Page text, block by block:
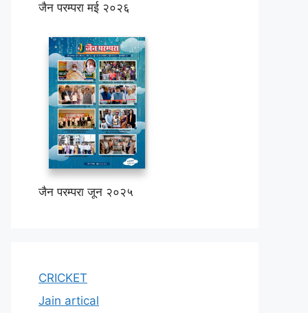
जैन परम्परा मई २०२६
जैन परम्परा जून २०२५
CRICKET
Jain artical